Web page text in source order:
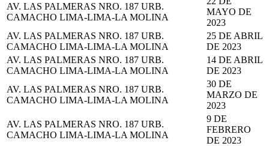
AV. LAS PALMERAS NRO. 187 URB.
CAMACHO LIMA-LIMA-LA MOLINA
MAYO DE
2023
AV. LAS PALMERAS NRO. 187 URB.
CAMACHO LIMA-LIMA-LA MOLINA
25 DE ABRIL
DE 2023
AV. LAS PALMERAS NRO. 187 URB.
CAMACHO LIMA-LIMA-LA MOLINA
14 DE ABRIL
DE 2023
AV. LAS PALMERAS NRO. 187 URB.
CAMACHO LIMA-LIMA-LA MOLINA
30 DE
MARZO DE
2023
AV. LAS PALMERAS NRO. 187 URB.
CAMACHO LIMA-LIMA-LA MOLINA
9 DE
FEBRERO
DE 2023